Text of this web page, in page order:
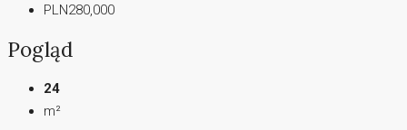
PLN280,000
Pogląd
24
m²